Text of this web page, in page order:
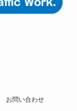
お問い合わせ